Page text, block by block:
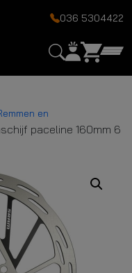
036 5304422
en
paceline 160mm 6